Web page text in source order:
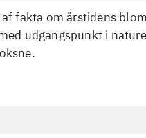
fakta om årstidens
udgangspunkt i